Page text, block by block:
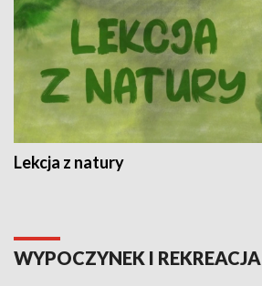
Lekcja z natury
WYPOCZYNEK I REKREACJA